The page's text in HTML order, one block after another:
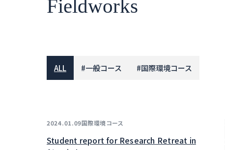
Fieldworks
ALL #一般コース #国際環境コース
2024.01.09国際環境コース
Student report for Research Retreat in